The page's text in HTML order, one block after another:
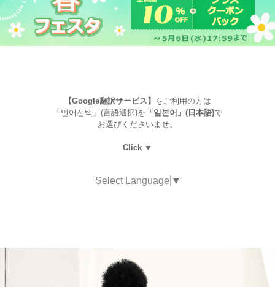
【Google翻訳サービス】 をご利用の方は
「언어선택」(言語選択)を 「일본어」(日本語)で
お選びくださいませ。
Click ▼
Select Language ▼